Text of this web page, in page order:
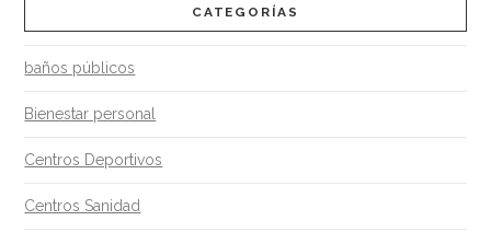
06.08.2020
CATEGORÍAS
baños públicos
Bienestar personal
Centros Deportivos
Centros Sanidad